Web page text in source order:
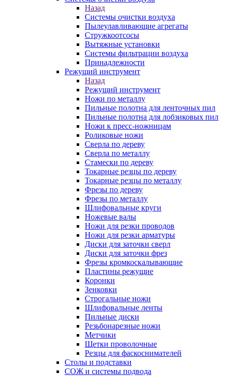
Назад
Системы очистки воздуха
Пылеулавливающие агрегаты
Стружкоотсосы
Вытяжные установки
Системы фильтрации воздуха
Принадлежности
Режущий инструмент
Назад
Режущий инструмент
Ножи по металлу
Пильные полотна для ленточных пил
Пильные полотна для лобзиковых пил
Ножи к пресс-ножницам
Роликовые ножи
Сверла по дереву
Сверла по металлу
Стамески по дереву
Токарные резцы по дереву
Токарные резцы по металлу
Фрезы по дереву
Фрезы по металлу
Шлифовальные круги
Ножевые валы
Ножи для резки проводов
Ножи для резки арматуры
Диски для заточки сверл
Диски для заточки фрез
Фрезы кромкоскалывающие
Пластины режущие
Коронки
Зенковки
Строгальные ножи
Шлифовальные ленты
Пильные диски
Резьбонарезные ножи
Метчики
Щетки проволочные
Резцы для фаскоснимателей
Столы и подставки
СОЖ и системы подвода